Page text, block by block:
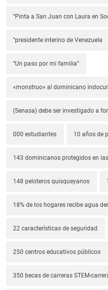
“Pinta a San Juan con Laura en
“presidente interino de Venezuela
“Un paso por mi familia”
«monstruo» al dominicano
(Senasa) debe ser investigado a
000 estudiantes 10 años de
143 dominicanos protegidos en
148 peloteros quisqueyanos
18% de los hogares recibe agua
22 características de seguridad
250 centros educativos públicos
350 becas de carreras STEM-